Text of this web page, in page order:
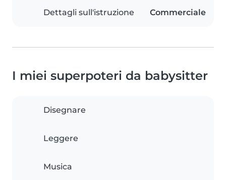
Dettagli sull'istruzione Commerciale
I miei superpoteri da babysitter
Disegnare
Leggere
Musica